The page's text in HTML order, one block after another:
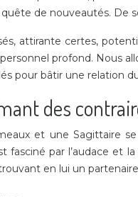
de nouveautés. De
attirante certes,
profond. Nous
pour bâtir une relation
des
et une Sagittaire
fasciné par l’audace
en lui un